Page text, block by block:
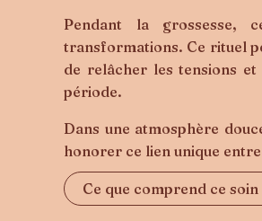
Pendant la grossesse,
transformations. Ce rituel
de relâcher les tensions
période.
Dans une atmosphère
honorer ce lien unique
Ce que comprend ce soin